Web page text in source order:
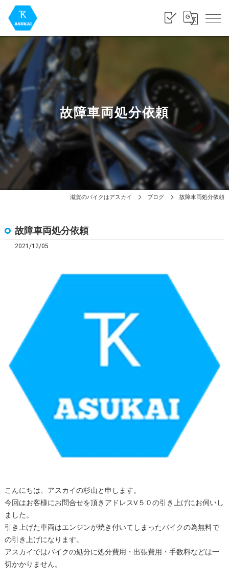
故障車両処分依頼
滋賀のバイクはアスカイ ブログ 故障車両処分依頼
故障車両処分依頼
2021/12/05
こんにちは、アスカイの杉山と申します。
今回はお客様にお問合せを頂きアドレスV５０の引き上げにお伺いし
ました。
引き上げた車両はエンジンが焼き付いてしまったバイクの為無料で
の引き上げになります。
アスカイではバイクの処分に処分費用・出張費用・手数料などは一
切かかりません。